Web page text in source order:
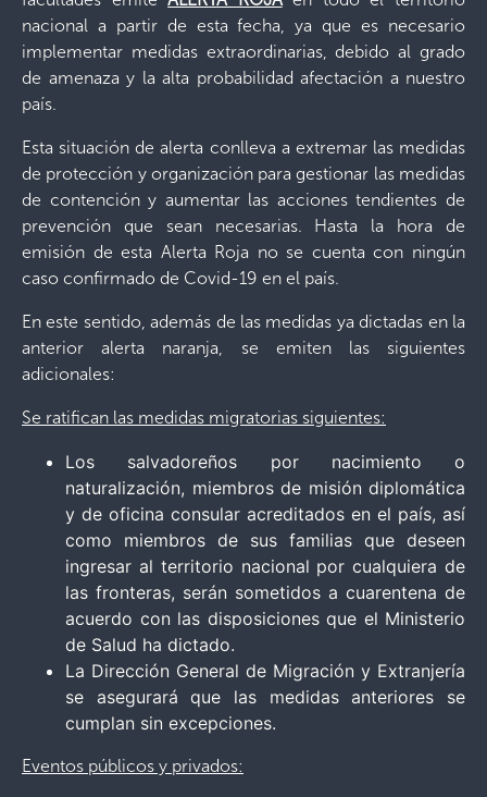
nacional a partir de esta fecha, ya que es necesario
implementar medidas extraordinarias, debido al grado
de amenaza y la alta probabilidad afectación a nuestro
país.
Esta situación de alerta conlleva a extremar las medidas
de protección y organización para gestionar las medidas
de contención y aumentar las acciones tendientes de
prevención que sean necesarias. Hasta la hora de
emisión de esta Alerta Roja no se cuenta con ningún
caso confirmado de Covid-19 en el país.
En este sentido, además de las medidas ya dictadas en la
anterior alerta naranja, se emiten las siguientes
adicionales:
Se ratifican las medidas migratorias siguientes:
Los salvadoreños por nacimiento o
naturalización, miembros de misión diplomática
y de oficina consular acreditados en el país, así
como miembros de sus familias que deseen
ingresar al territorio nacional por cualquiera de
las fronteras, serán sometidos a cuarentena de
acuerdo con las disposiciones que el Ministerio
de Salud ha dictado.
La Dirección General de Migración y Extranjería
se asegurará que las medidas anteriores se
cumplan sin excepciones.
Eventos públicos y privados: